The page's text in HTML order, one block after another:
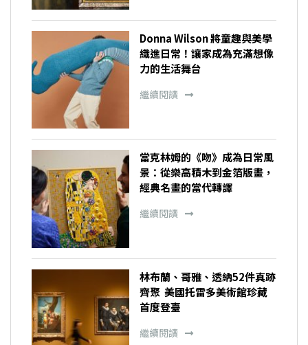
Donna Wilson 將童趣與美學
織進日常！讓家成為充滿想像
力的生活舞台
繼續閱讀
當克林姆的《吻》成為日常風
景：從樂高積木到金箔版畫，
經典名畫的當代轉譯
繼續閱讀
林布蘭、哥雅、透納52件真跡
齊聚 美國托雷多美術館珍藏
首度登臺
繼續閱讀